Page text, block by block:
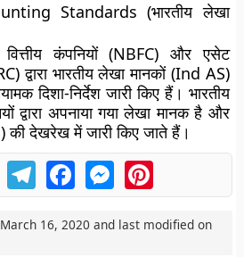
Standards (भारतीय लेखा
कंपनियों (NBFC) और एसेट
द्वारा भारतीय लेखा मानकों (Ind AS)
दिशा-निर्देश जारी किए हैं। भारतीय
द्वारा अपनाया गया लेखा मानक है और
की देखरेख में जारी किए जाते हैं।
TelegramFacebookMessengerPinterest
March 16, 2020 and last modified on